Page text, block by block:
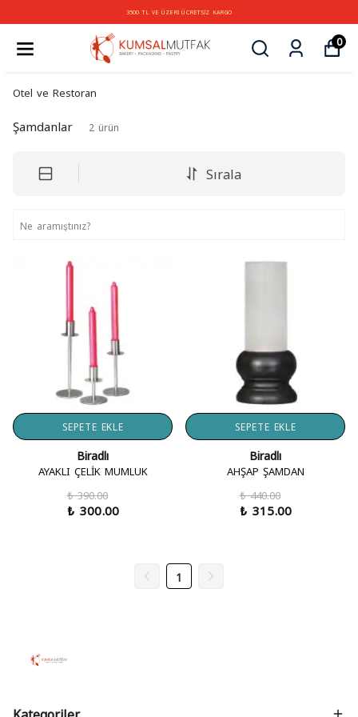
3500 TL VE ÜZERİ ÜCRETSİZ KARGO
0
Otel ve Restoran
Şamdanlar 2 ürün
Sırala
SEPETE EKLE
Biradlı
AYAKLI ÇELİK MUMLUK
₺ 390.00
₺ 300.00
SEPETE EKLE
Biradlı
AHŞAP ŞAMDAN
₺ 440.00
₺ 315.00
1